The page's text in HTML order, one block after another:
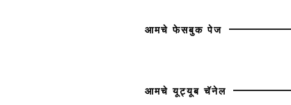
आमचे फेसबुक पेज
आमचे यूट्यूब चॅनेल